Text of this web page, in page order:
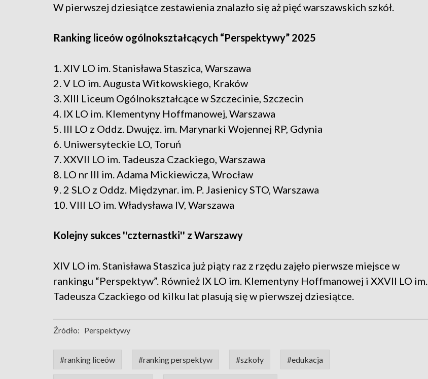
W pierwszej dziesiątce zestawienia znalazło się aż pięć warszawskich szkół.
Ranking liceów ogólnokształcących “Perspektywy” 2025
1. XIV LO im. Stanisława Staszica, Warszawa
2. V LO im. Augusta Witkowskiego, Kraków
3. XIII Liceum Ogólnokształcące w Szczecinie, Szczecin
4. IX LO im. Klementyny Hoffmanowej, Warszawa
5. III LO z Oddz. Dwujęz. im. Marynarki Wojennej RP, Gdynia
6. Uniwersyteckie LO, Toruń
7. XXVII LO im. Tadeusza Czackiego, Warszawa
8. LO nr III im. Adama Mickiewicza, Wrocław
9. 2 SLO z Oddz. Międzynar. im. P. Jasienicy STO, Warszawa
10. VIII LO im. Władysława IV, Warszawa
Kolejny sukces ''czternastki'' z Warszawy
XIV LO im. Stanisława Staszica już piąty raz z rzędu zajęło pierwsze miejsce w
rankingu “Perspektyw”. Również IX LO im. Klementyny Hoffmanowej i XXVII LO im.
Tadeusza Czackiego od kilku lat plasują się w pierwszej dziesiątce.
Źródło: Perspektywy
#ranking liceów #ranking perspektyw #szkoły #edukacja